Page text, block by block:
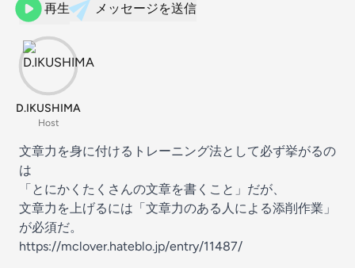
再生 メッセージを送信
D.IKUSHIMA
Host
文章力を身に付けるトレーニング法として必ず挙がるの
は
「とにかくたくさんの文章を書くこと」だが、
文章力を上げるには「文章力のある人による添削作業」
が必須だ。
https://mclover.hateblo.jp/entry/11487/